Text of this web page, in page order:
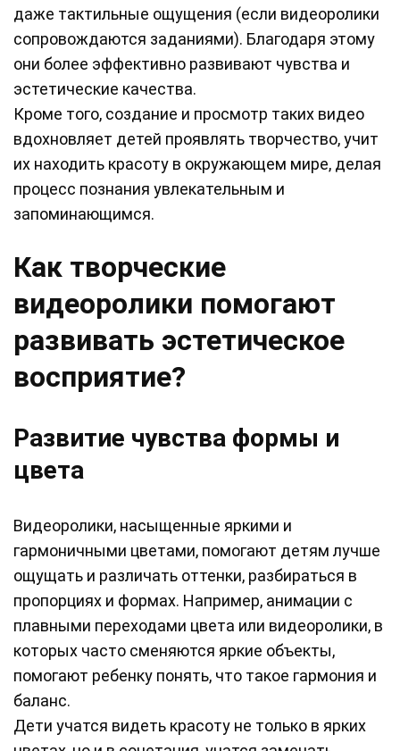
даже тактильные ощущения (если видеоролики
сопровождаются заданиями). Благодаря этому
они более эффективно развивают чувства и
эстетические качества.
Кроме того, создание и просмотр таких видео
вдохновляет детей проявлять творчество, учит
их находить красоту в окружающем мире, делая
процесс познания увлекательным и
запоминающимся.
Как творческие
видеоролики помогают
развивать эстетическое
восприятие?
Развитие чувства формы и
цвета
Видеоролики, насыщенные яркими и
гармоничными цветами, помогают детям лучше
ощущать и различать оттенки, разбираться в
пропорциях и формах. Например, анимации с
плавными переходами цвета или видеоролики, в
которых часто сменяются яркие объекты,
помогают ребенку понять, что такое гармония и
баланс.
Дети учатся видеть красоту не только в ярких